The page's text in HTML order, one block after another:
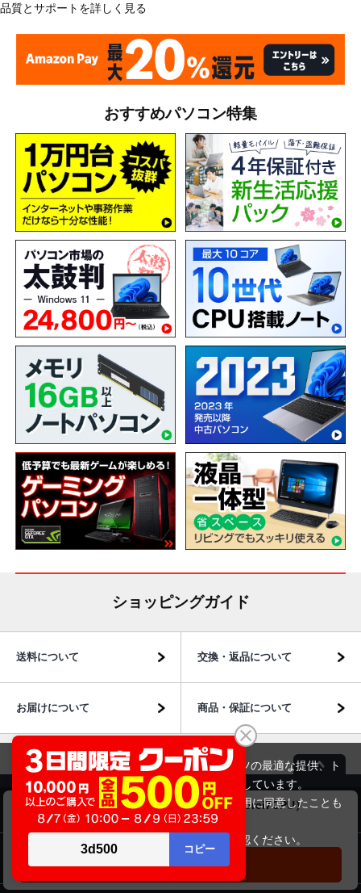
Panasonic Let's note CF-LV9（第10世代Corei7CPU）
商品価格 99,800円
カートに入れる
品質とサポートを詳しく見る
おすすめパソコン特集
ショッピングガイド
送料について 交換・返品について
お届けについて 商品・保証について
商品のご案内
当サイトでは利用体験の向上およびコンテンツの最適な提供、ト
ラフィックの分析を目的としてCookieを使用しています。
サイトの閲覧を継続された場合、Cookieの利用に同意したことも
のといたします。
をご確認ください。
承諾する